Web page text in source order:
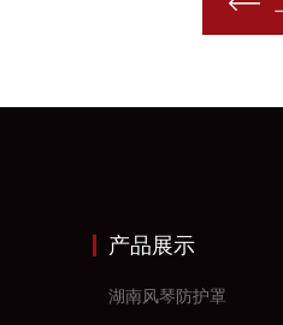
产品展示
湖南风琴防护罩